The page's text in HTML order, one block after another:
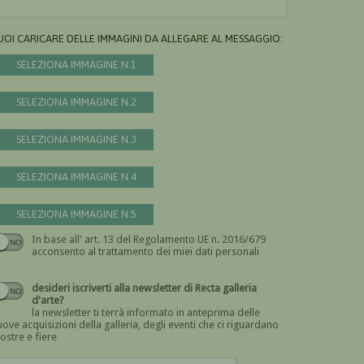
CARICARE DELLE IMMAGINI DA ALLEGARE AL MESSAGGIO:
SELEZIONA IMMAGINE N.1
SELEZIONA IMMAGINE N.2
SELEZIONA IMMAGINE N.3
SELEZIONA IMMAGINE N.4
SELEZIONA IMMAGINE N.5
In base all' art. 13 del Regolamento UE n. 2016/679
acconsento al trattamento dei miei dati personali
Devi dare il consenso
desideri iscriverti alla newsletter di Recta galleria
d'arte?
la newsletter ti terrà informato in anteprima delle
acquisizioni della galleria, degli eventi che ci riguardano
e fiere